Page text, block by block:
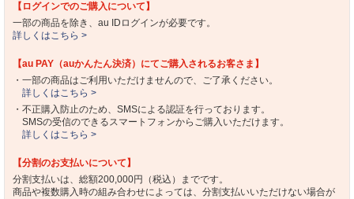
【ログインでのご購入について】
一部の商品を除き、au IDログインが必要です。
詳しくはこちら >
【au PAY（auかんたん決済）にてご購入されるお客さま】
・一部の商品はご利用いただけませんので、ご了承ください。
詳しくはこちら >
・不正購入防止のため、SMSによる認証を行っております。
SMSの受信のできるスマートフォンからご購入いただけます。
詳しくはこちら >
【分割のお支払いについて】
分割支払いは、総額200,000円（税込）までです。
商品や複数購入時の組み合わせによっては、分割支払いいただけない場合が